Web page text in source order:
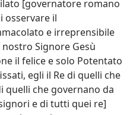
[governatore romano
osservare il
e irreprensibile
Signore Gesù
il felice e solo Potentato
egli il Re di quelli che
quelli che governano da
e di tutti quei re]